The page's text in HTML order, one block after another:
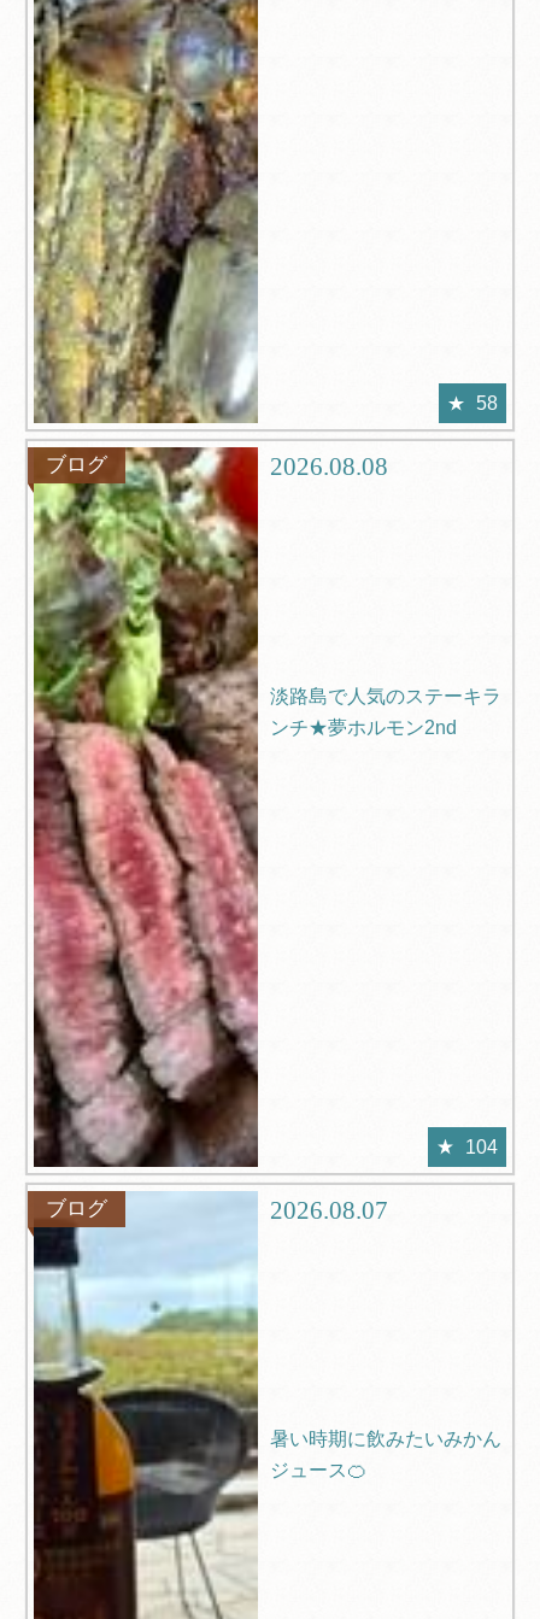
58
ブログ 2026.08.08
淡路島で人気のステーキラ
ンチ★夢ホルモン2nd
104
ブログ 2026.08.07
暑い時期に飲みたいみかん
ジュース🍊